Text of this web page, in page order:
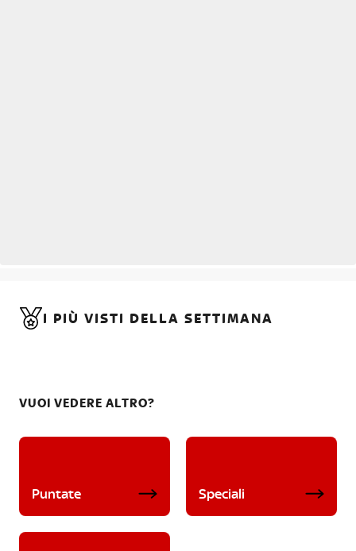
I PIÙ VISTI DELLA SETTIMANA
VUOI VEDERE ALTRO?
Puntate Speciali